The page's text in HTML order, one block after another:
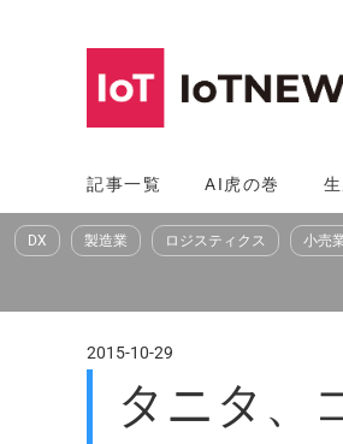
へ
ス
記事一覧 AI虎の巻
DX 製造業 ロジスティクス 小売
2015-10-29
タニタ、